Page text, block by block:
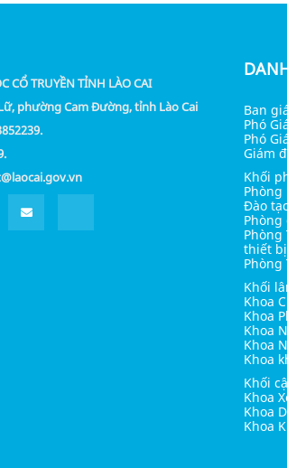
CỔ TRUYỀN TỈNH LÀO CAI
phường Cam Đường, tỉnh Lào Cai
Ban
Phó
Phó
Giám
Khối
Đào
thiết
Phòng
Khối
Khoa
Khoa
Khoa
Khoa
Khoa
Khối
Khoa
Khoa
Khoa